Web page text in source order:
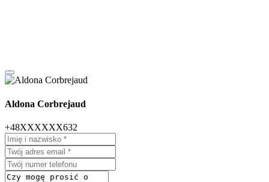
Aldona Corbrejaud
+48XXXXXX632